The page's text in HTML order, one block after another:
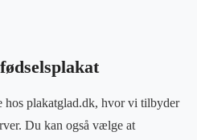
hos plakatglad.dk, hvor vi tilbyder
Du kan også vælge at